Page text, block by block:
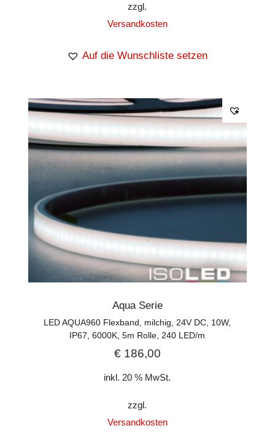
zzgl.
Versandkosten
Auf die Wunschliste setzen
Aqua Serie
LED AQUA960 Flexband, milchig, 24V DC, 10W,
IP67, 6000K, 5m Rolle, 240 LED/m
€186,00
inkl. 20 % MwSt.
zzgl.
Versandkosten